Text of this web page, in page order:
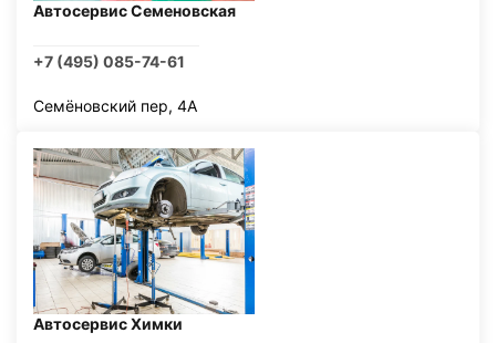
Автосервис Семеновская
+7 (495) 085-74-61
Семёновский пер, 4А
Автосервис Химки